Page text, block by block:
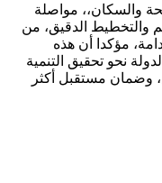
والسكان،، مواصلة
والتخطيط الدقيق، من
مؤكدا أن هذه
نحو تحقيق التنمية
وضمان مستقبل أكثر